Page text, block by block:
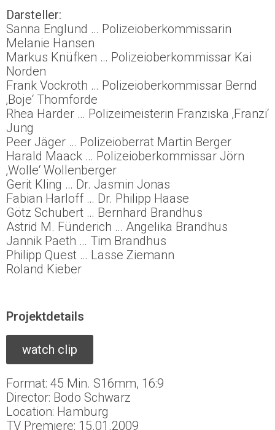
Darsteller:
Sanna Englund … Polizeioberkommissarin
Melanie Hansen
Markus Knüfken … Polizeioberkommissar Kai
Norden
Frank Vockroth … Polizeioberkommissar Bernd
‚Boje‘ Thomforde
Rhea Harder … Polizeimeisterin Franziska ‚Franzi‘
Jung
Peer Jäger … Polizeioberrat Martin Berger
Harald Maack … Polizeioberkommissar Jörn
‚Wolle‘ Wollenberger
Gerit Kling … Dr. Jasmin Jonas
Fabian Harloff … Dr. Philipp Haase
Götz Schubert … Bernhard Brandhus
Astrid M. Fünderich … Angelika Brandhus
Jannik Paeth … Tim Brandhus
Philipp Quest … Lasse Ziemann
Roland Kieber
Projektdetails
watch clip
Format: 45 Min. S16mm, 16:9
Director: Bodo Schwarz
Location: Hamburg
TV Premiere: 15.01.2009